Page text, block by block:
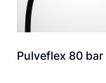
Pulveflex 80 bar